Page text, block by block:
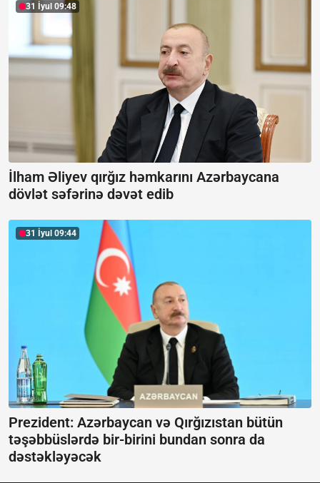
31 İyul 09:48
İlham Əliyev qırğız həmkarını Azərbaycana
dövlət səfərinə dəvət edib
31 İyul 09:44
Prezident: Azərbaycan və Qırğızıstan bütün
təşəbbüslərdə bir-birini bundan sonra da
dəstəkləyəcək